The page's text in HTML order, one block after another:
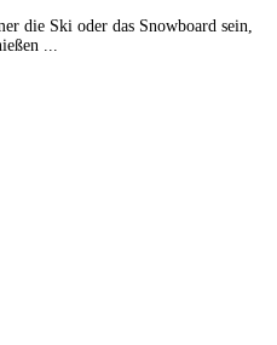
die Ski oder das Snowboard sein,
...